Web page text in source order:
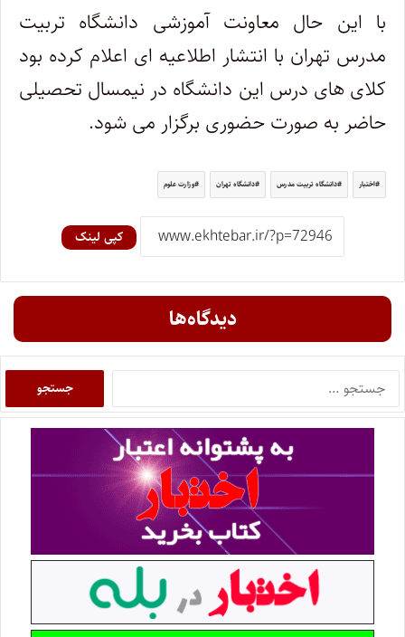
با این حال معاونت آموزشی دانشگاه تربیت
مدرس تهران با انتشار اطلاعیه ای اعلام کرده بود
کلای های درس این دانشگاه در نیمسال تحصیلی
حاضر به صورت حضوری برگزار می شود.
اختبار دانشگاه تربیت مدرس دانشگاه تهران وزارت علوم
کپی لینک
دیدگاه‌ها